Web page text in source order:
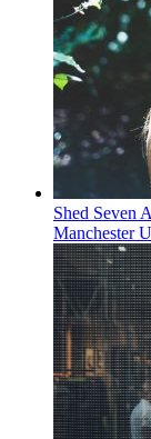
Shed Seven
Manchester